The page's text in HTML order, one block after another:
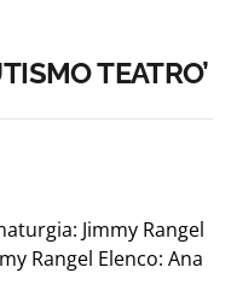
TEATRO’
Jimmy Rangel
Rangel Elenco: Ana